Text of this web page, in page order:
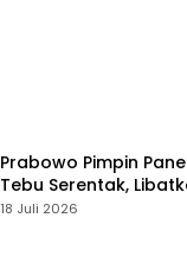
Prabowo Pimpin
Tebu Serentak,
43 Titik Indonesia
18 Juli 2026